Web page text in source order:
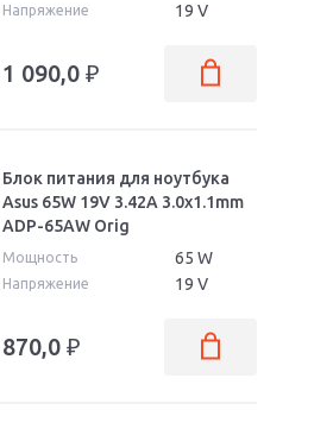
Напряжение 19 V
1 090,0 ₽
Блок питания для ноутбука
Asus 65W 19V 3.42A 3.0x1.1mm
ADP-65AW Orig
Мощность 65 W
Напряжение 19 V
870,0 ₽